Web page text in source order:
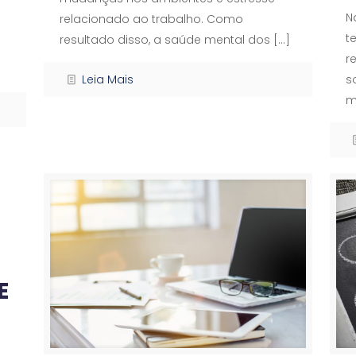
relacionado ao trabalho. Como
resultado disso, a saúde mental dos […]
Leia Mais